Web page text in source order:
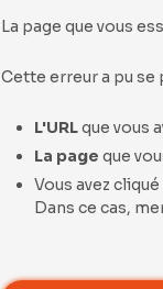
La page que vous
Cette erreur a pu se
L'URLque vous
La page que
Vous avez
Dans ce cas,